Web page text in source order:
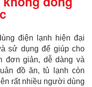
điện lạnh hiện đại
sử dụng để giúp cho
đơn giản, dễ dàng và
đồ ăn, tủ lạnh còn
rất nhiều người dùng